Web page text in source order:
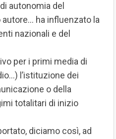
autonomia del
ha influenzato la
nazionali e del
per i primi media di
l’istituzione dei
o della
totalitari di inizio
diciamo così, ad